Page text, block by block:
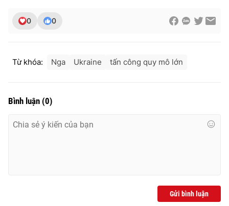
0 0
Từ khóa: Nga Ukraine tấn công quy mô lớn
Bình luận (0)
Gửi bình luận